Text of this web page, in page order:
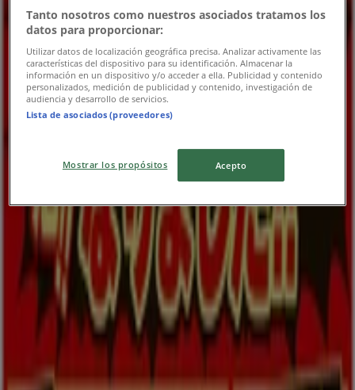
今日で期限切れ富谷市
明日で期限切れ
あかのれん
明日で期限切れ富谷市
あかのれん
あかのれん チラシ
明日で期限切れ富谷市
Tanto nosotros como nuestros asociados tratamos los
datos para proporcionar:
Utilizar datos de localización geográfica precisa. Analizar activamente las
características del dispositivo para su identificación. Almacenar la
información en un dispositivo y/o acceder a ella. Publicidad y contenido
personalizados, medición de publicidad y contenido, investigación de
audiencia y desarrollo de servicios.
Lista de asociados (proveedores)
Mostrar los propósitos Acepto